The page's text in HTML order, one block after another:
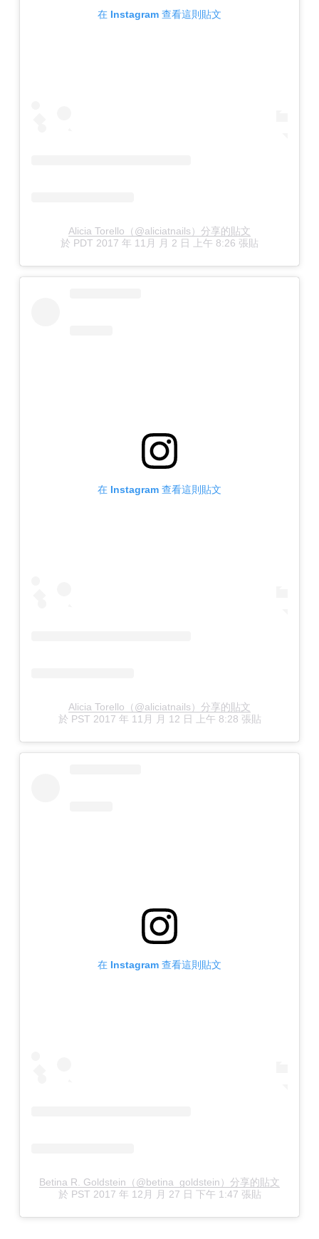
在 Instagram 查看這則貼文
Alicia Torello（@aliciatnails）分享的貼文
於 PDT 2017 年 11月 月 2 日 上午 8:26 張貼
在 Instagram 查看這則貼文
Alicia Torello（@aliciatnails）分享的貼文
於 PST 2017 年 11月 月 12 日 上午 8:28 張貼
在 Instagram 查看這則貼文
Betina R. Goldstein（@betina_goldstein）分享的貼文
於 PST 2017 年 12月 月 27 日 下午 1:47 張貼